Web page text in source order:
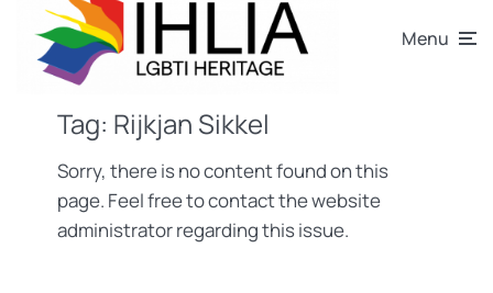
Menu
Tag: Rijkjan Sikkel
Sorry, there is no content found on this
page. Feel free to contact the website
administrator regarding this issue.